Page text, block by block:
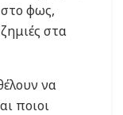
φως,
στα
να
ποιοι